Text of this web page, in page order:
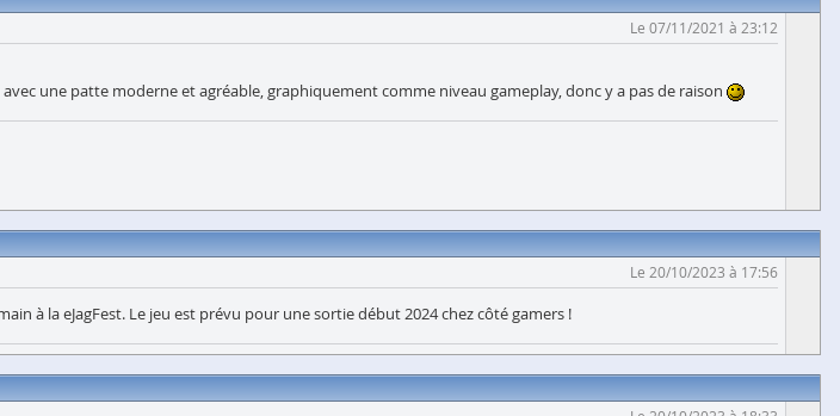
Le 07/11/2021 à 23:12
une patte moderne et agréable, graphiquement comme niveau gameplay, donc y a pas de raison
Le 20/10/2023 à 17:56
à la eJagFest. Le jeu est prévu pour une sortie début 2024 chez côté gamers !